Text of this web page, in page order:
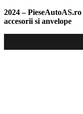
2024 – PieseAutoAS.ro
accesorii si anvelope